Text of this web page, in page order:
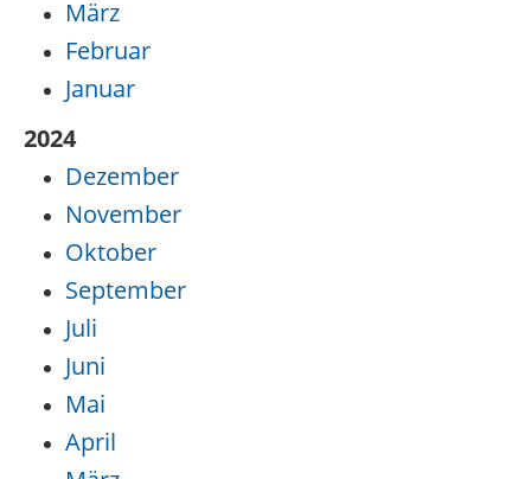
März
Februar
Januar
2024
Dezember
November
Oktober
September
Juli
Juni
Mai
April